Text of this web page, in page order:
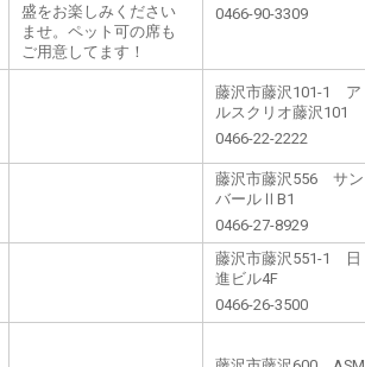
盛をお楽しみください
ませ。ペット可の席も
ご用意してます！
0466-90-3309
藤沢市藤沢101-1 ア
ルスクリオ藤沢101
0466-22-2222
藤沢市藤沢556 サン
バールⅡB1
0466-27-8929
藤沢市藤沢551-1 日
進ビル4F
0466-26-3500